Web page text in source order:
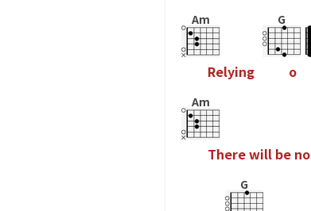
Am
Relying
G
o
Am
Therewill be no
G